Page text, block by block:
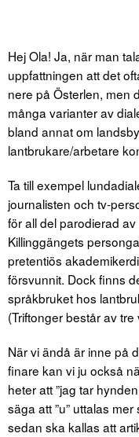
Hej Ola! Ja, när man
uppfattningen att det
nere på Österlen, men
många varianter av
bland annat om
lantbrukare/arbetare
Ta till exempel
journalisten och tv-
för all del parodierad
Killinggängets
pretentiös
försvunnit. Dock finns
språkbruket hos
(Triftonger består av
När vi ändå är inne på
finare kan vi ju också
heter att ”jag tar
säga att ”u” uttalas
sedan ska kallas att